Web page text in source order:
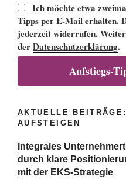
Ich möchte etwa
Tipps per E-Mail erhalten.
jederzeit widerrufen.
derDatenschutzerklärung.
Aufstiegs-
AKTUELLE
AUFSTEIGEN
Integrales
durch klare
mit der EKS-Strategie